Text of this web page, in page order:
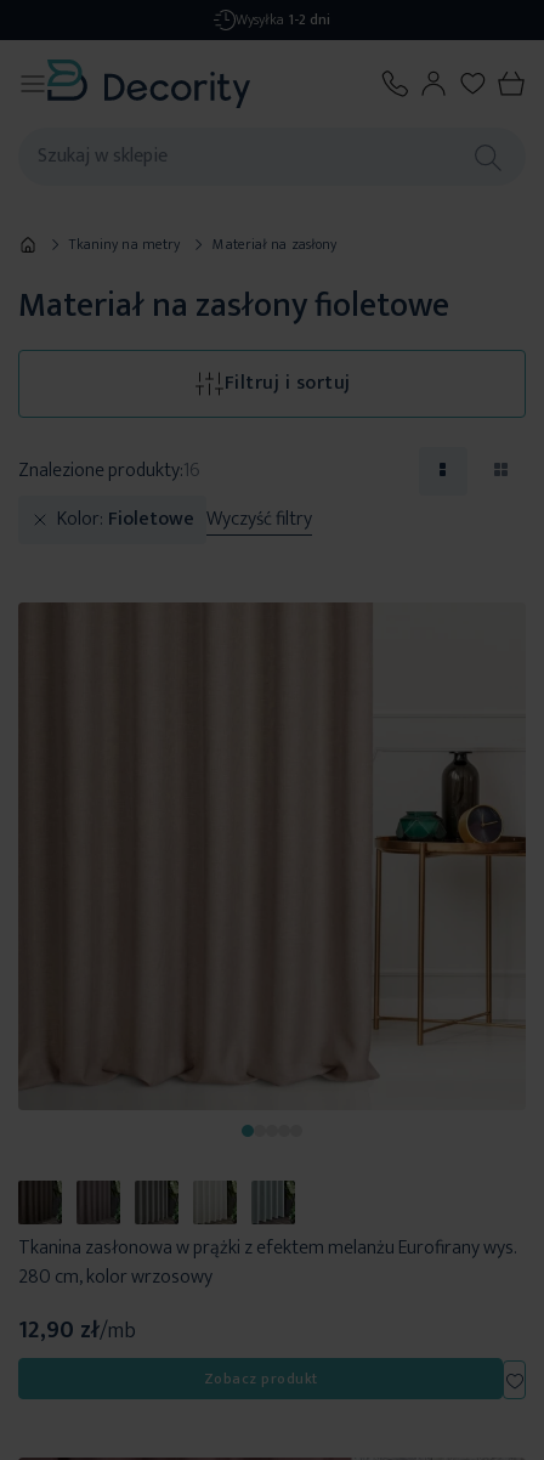
Darmowa dostawaod 299,99 zł
Tkaniny na metry Materiał na zasłony
Materiał na zasłony fioletowe
Filtruj i sortuj
Znalezione produkty:16
Kolor Fioletowe Wyczyść filtry
Tkanina zasłonowa w prążki z efektem melanżu Eurofirany wys.
280 cm, kolor wrzosowy
12,90 zł/mb
Zobacz produkt